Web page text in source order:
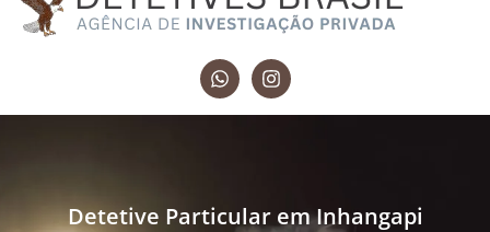
Detetive Particular em Inhangapi